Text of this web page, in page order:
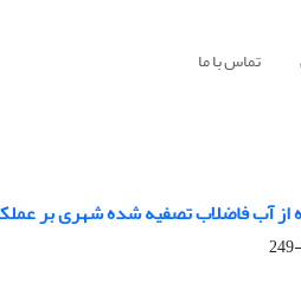
تماس با ما
از آب فاضلاب تصفیه شده شهری بر